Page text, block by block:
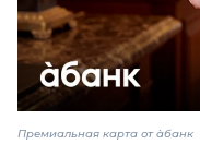
Премиальная карта от àбанк